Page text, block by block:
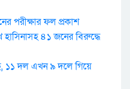
পরীক্ষার ফল প্রকাশ
হাসিনাসহ ৪১ জনের বিরুদ্ধে
১১ দল এখন ৯ দলে গিয়ে